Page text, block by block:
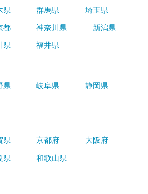
県 群馬県
埼玉県
都 神奈川県
新潟県
県 福井県
県 岐阜県
静岡県
県 京都府
大阪府
県 和歌山県